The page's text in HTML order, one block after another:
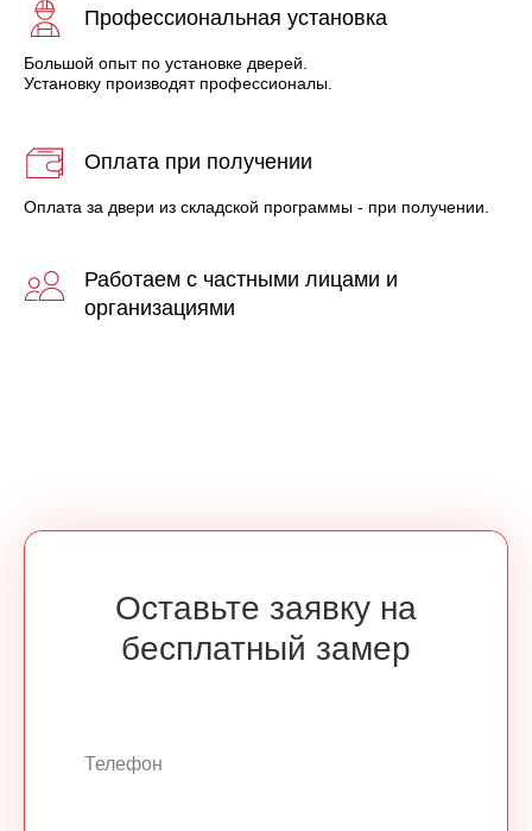
Профессиональная установка
Большой опыт по установке дверей.
Установку производят профессионалы.
Оплата при получении
Оплата за двери из складской программы - при получении.
Работаем с частными лицами и
организациями
Оставьте заявку на
бесплатный замер